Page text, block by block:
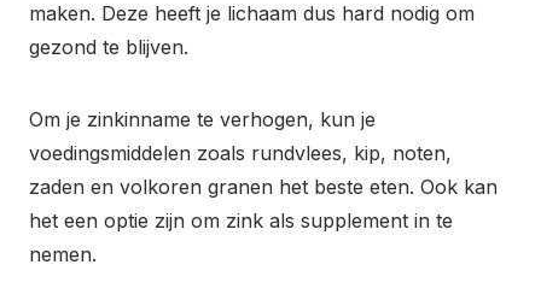
maken. Deze heeft je lichaam dus hard nodig om
gezond te blijven.
Om je zinkinname te verhogen, kun je
voedingsmiddelen zoals rundvlees, kip, noten,
zaden en volkoren granen het beste eten. Ook kan
het een optie zijn om zink als supplement in te
nemen.